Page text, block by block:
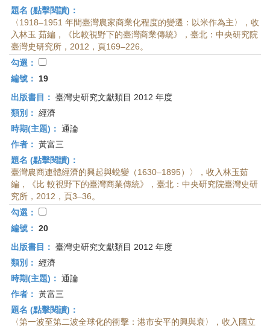
題名 (點擊閱讀)：
〈1918–1951 年間臺灣農家商業化程度的變遷：以米作為主〉，收
入林玉 茹編，《比較視野下的臺灣商業傳統》，臺北：中央研究院
臺灣史研究所，2012，頁169–226。
勾選：
編號：
19
出版書目： 臺灣史研究文獻類目 2012 年度
類別： 經濟
時期(主題)： 通論
作者： 黃富三
題名 (點擊閱讀)：
臺灣農商連體經濟的興起與蛻變（1630–1895）〉，收入林玉茹
編，《比 較視野下的臺灣商業傳統》，臺北：中央研究院臺灣史研
究所，2012，頁3–36。
勾選：
編號： 20
出版書目： 臺灣史研究文獻類目 2012 年度
類別： 經濟
時期(主題)： 通論
作者： 黃富三
題名 (點擊閱讀)：
〈第一波至第二波全球化的衝擊：港市安平的興與衰〉，收入國立